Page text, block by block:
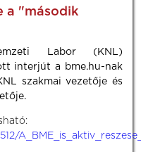
a "második
Labor (KNL)
interjút a bme.hu-nak
szakmai vezetője és